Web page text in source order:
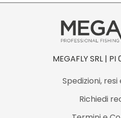
MEGAFLY SRL |
Spedizioni,
Richiedi